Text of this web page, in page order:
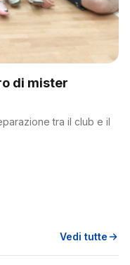
di mister
tra il club e il
Vedi tutte